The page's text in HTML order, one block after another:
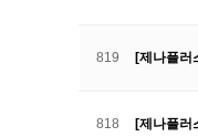
819 [제나플
818 [제나플러